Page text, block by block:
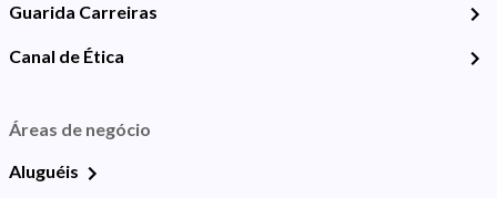
Guarida Carreiras
Canal de Ética
Áreas de negócio
Aluguéis